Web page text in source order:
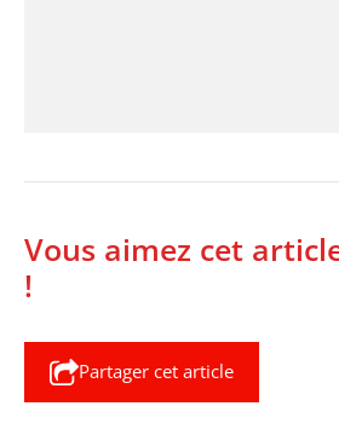
Vous aimez cet
!
Partager cet article